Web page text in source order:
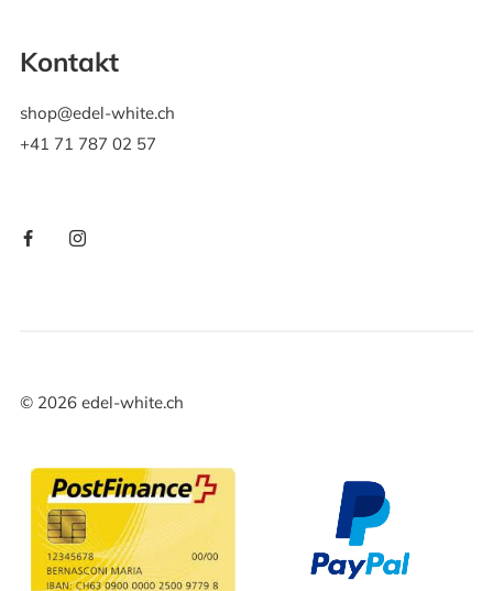
Kontakt
shop@edel-white.ch
+41 71 787 02 57
© 2026edel-white.ch